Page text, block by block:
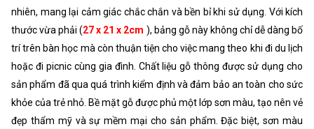
nhiên, mang lại cảm giác chắc chắn và bền bỉ khi sử dụng. Với kích
thước vừa phải (27 x 21 x 2cm ), bảng gỗ này không chỉ dễ dàng bố
trí trên bàn học mà còn thuận tiện cho việc mang theo khi đi du lịch
hoặc đi picnic cùng gia đình. Chất liệu gỗ thông được sử dụng cho
sản phẩm đã qua quá trình kiểm định và đảm bảo an toàn cho sức
khỏe của trẻ nhỏ. Bề mặt gỗ được phủ một lớp sơn màu, tạo nên vẻ
đẹp thẩm mỹ và sự mềm mại cho sản phẩm. Đặc biệt, sơn màu